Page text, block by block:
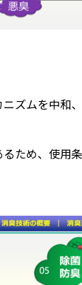
ズムを中和
ため、使用